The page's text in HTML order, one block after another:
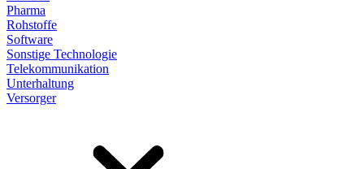
Pharma
Rohstoffe
Software
Sonstige Technologie
Telekommunikation
Unterhaltung
Versorger